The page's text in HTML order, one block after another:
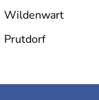
Wildenwart
Prutdorf